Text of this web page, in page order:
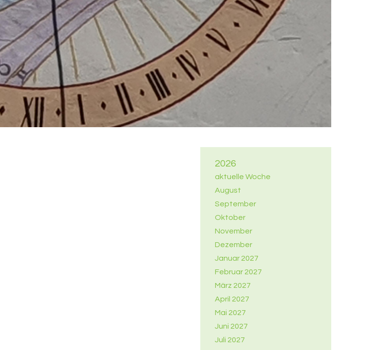
2026
aktuelle Woche
August
September
Oktober
November
Dezember
Januar 2027
Februar 2027
März 2027
April 2027
Mai 2027
Juni 2027
Juli 2027